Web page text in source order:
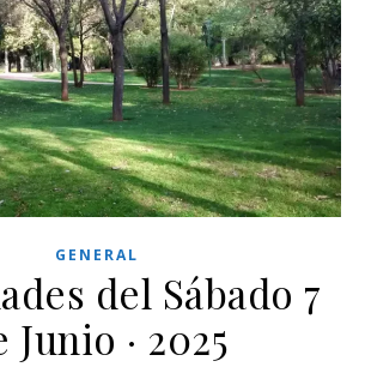
GENERAL
del Sábado 7
Junio · 2025